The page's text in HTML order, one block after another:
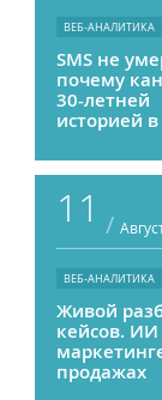
ВЕБ-АНАЛИТИКА
SMS не
почему
30-летней
историей
приносить
выше, чем
11 /
ВЕБ-АНАЛИТИКА
Живой
кейсов. ИИ
продажах